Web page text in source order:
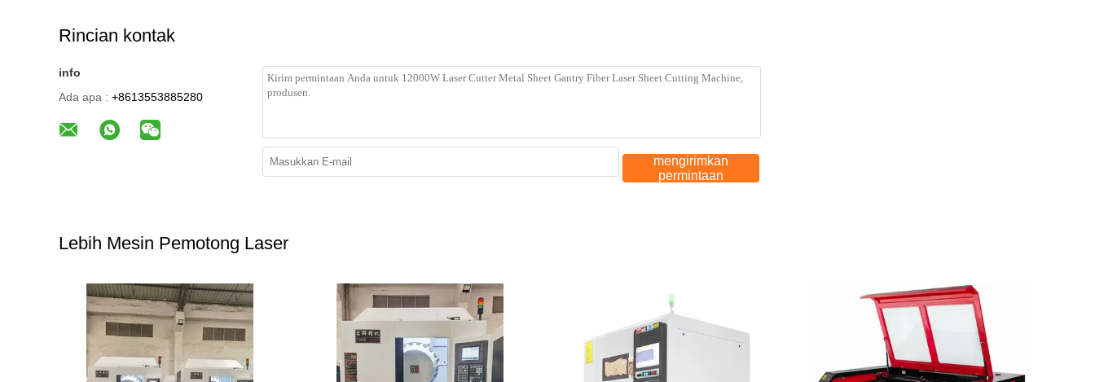
Rincian kontak
info
Ada apa : +8613553885280
mengirimkan
permintaan
Lebih Mesin Pemotong Laser